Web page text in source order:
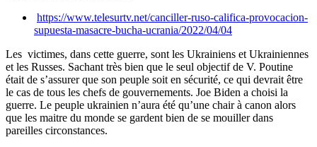
https://www.telesurtv.net/canciller-ruso-califica-provocacion-
supuesta-masacre-bucha-ucrania/2022/04/04
Les victimes, dans cette guerre, sont les Ukrainiens et Ukrainiennes
et les Russes. Sachant très bien que le seul objectif de V. Poutine
était de s’assurer que son peuple soit en sécurité, ce qui devrait être
le cas de tous les chefs de gouvernements. Joe Biden a choisi la
guerre. Le peuple ukrainien n’aura été qu’une chair à canon alors
que les maitre du monde se gardent bien de se mouiller dans
pareilles circonstances.